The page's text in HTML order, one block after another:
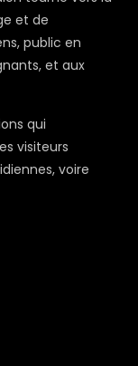
et de
public en
et aux
qui
visiteurs
voire